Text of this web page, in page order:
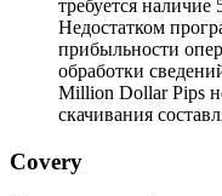
требуется наличие
Недостатком
прибыльности
обработки
Million Dollar Pips
скачивания
Covery